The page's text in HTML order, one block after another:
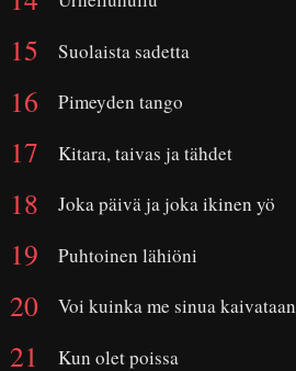
Suolaista sadetta
Pimeyden tango
Kitara, taivas ja tähdet
Joka päivä ja joka ikinen yö
Puhtoinen lähiöni
Voi kuinka me sinua kaivataan
Kun olet poissa